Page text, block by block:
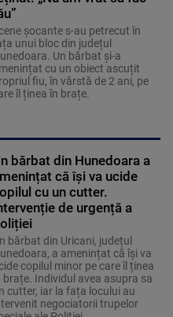
șocante s-au petrecut în
unui bloc din județul
Un bărbat și-a
cu un obiect ascuțit
fiu, în vârstă de 2 ani, pe
îl ținea în brațe.
bărbat din Hunedoara a
că își va ucide
cu un cutter.
de urgență a
bărbat din Uricani, județul
a amenințat că își va
copilul minor pe care îl ținea
brațe. Individul avea asupra sa
cutter, iar la fața locului au
negociatorii trupelor